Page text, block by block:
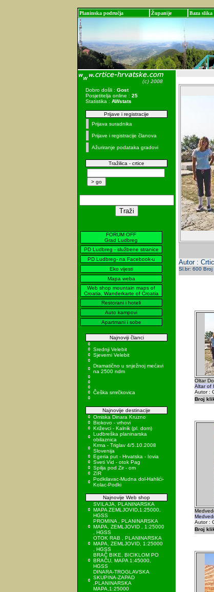
Planinska područja Županije Baza slika
Dobro došli : Gost
Posjetitelja online : 25
Statistika : AWstats
Prijave i registracije
Prijava suradnika
Prijave i registracije članova
Ažuriranje podataka gradovi
Tražilica - crtice
FORUM OFF
Grad Ludbreg
PD Ludbreg - službene stranice
PD Ludbreg- na Facebook-u
Eko vijesti
Mapa weba
Web shop mountain maps of
Croatia, Wanderkarte of Croatia
Restorani i hoteli
Auto kampovi
Apartmani i sobe
Najnoviji članci
Srednji Velebit
Sjeverni Velebit
Dramatično u snježnoj mećavi
na 2500 ndm
Češka smrčkovica
Najnovije destinacije
Omiska Dinara Kruzno
Biokovo - vrhovi
Križevci - Kalnik (pl. dom)
Ludbreška planinarska
obilaznica
Krma - Triglav 4/5.10.2008
Slovenija
Egeria put - Hrvatska - Iovia
Sveti Vid - otok Pag
Spilja pod Zir - om
ZIR
Podkilavac-Mudna dol-Hahlići-
Kolac-Podki
Najnovije Web shop
SVILAJA, PLANINARSKA
MAPA ZEMLJOVID,1:25000,
HGSS
PROMINA , PLANINARSKA
MAPA, ZEMLJOVID , 1:25000
, HGSS
OTOK RAB , PLANINARSKA
MAPA, ZEMLJOVID, 1:25000
, HGSS
BRAČ BIKE, BICIKLOM PO
BRAČU, MAPA 1:45000,
HGSS
DINARA-TROGLAVSKA
SKUPINA-ZAPAD
,PLANINARSKA
MAPA,1:25000
Autor :
Sl.br: 600
Oltar
Altar of
Autor :
Broj
Autor :
Broj